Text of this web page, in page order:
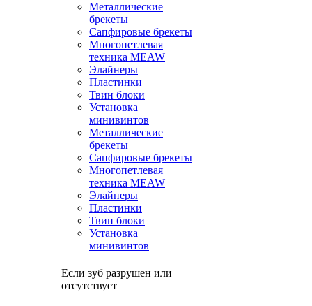
Металлические
брекеты
Сапфировые брекеты
Многопетлевая
техника MEAW
Элайнеры
Пластинки
Твин блоки
Установка
минивинтов
Металлические
брекеты
Сапфировые брекеты
Многопетлевая
техника MEAW
Элайнеры
Пластинки
Твин блоки
Установка
минивинтов
Если зуб разрушен или
отсутствует